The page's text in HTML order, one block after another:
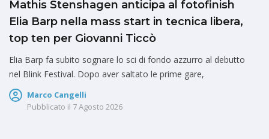
Mathis Stenshagen anticipa al fotofinish
Elia Barp nella mass start in tecnica libera,
top ten per Giovanni Ticcò
Elia Barp fa subito sognare lo sci di fondo azzurro al debutto
nel Blink Festival. Dopo aver saltato le prime gare,
Marco Cangelli
Pubblicato il 7 Agosto 2026